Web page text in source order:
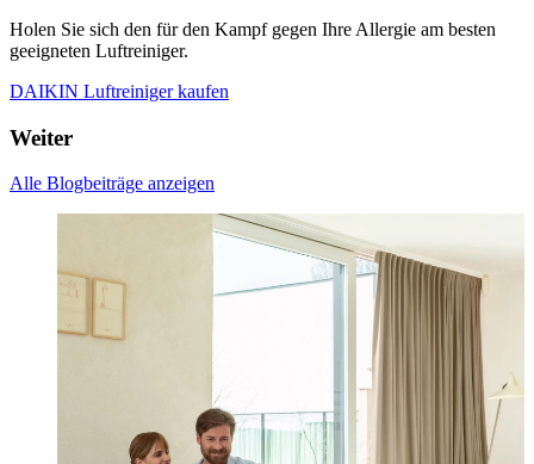
Holen Sie sich den für den Kampf gegen Ihre Allergie am besten
geeigneten Luftreiniger.
DAIKIN Luftreiniger kaufen
Weiter
Alle Blogbeiträge anzeigen